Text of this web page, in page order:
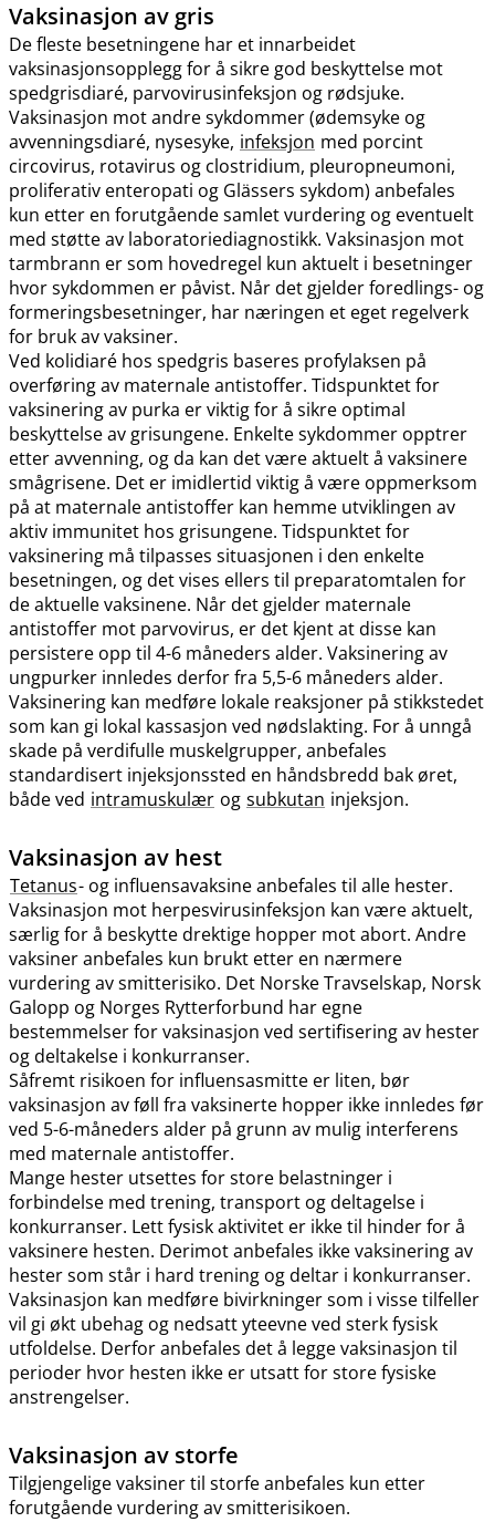
Vaksinasjon av gris
De fleste besetningene har et innarbeidet
vaksinasjonsopplegg for å sikre god beskyttelse mot
spedgrisdiaré, parvovirusinfeksjon og rødsjuke.
Vaksinasjon mot andre sykdommer (ødemsyke og
avvenningsdiaré, nysesyke, infeksjon med porcint
circovirus, rotavirus og clostridium, pleuropneumoni,
proliferativ enteropati og Glässers sykdom) anbefales
kun etter en forutgående samlet vurdering og eventuelt
med støtte av laboratoriediagnostikk. Vaksinasjon mot
tarmbrann er som hovedregel kun aktuelt i besetninger
hvor sykdommen er påvist. Når det gjelder foredlings- og
formeringsbesetninger, har næringen et eget regelverk
for bruk av vaksiner.
Ved kolidiaré hos spedgris baseres profylaksen på
overføring av maternale antistoffer. Tidspunktet for
vaksinering av purka er viktig for å sikre optimal
beskyttelse av grisungene. Enkelte sykdommer opptrer
etter avvenning, og da kan det være aktuelt å vaksinere
smågrisene. Det er imidlertid viktig å være oppmerksom
på at maternale antistoffer kan hemme utviklingen av
aktiv immunitet hos grisungene. Tidspunktet for
vaksinering må tilpasses situasjonen i den enkelte
besetningen, og det vises ellers til preparatomtalen for
de aktuelle vaksinene. Når det gjelder maternale
antistoffer mot parvovirus, er det kjent at disse kan
persistere opp til 4-6 måneders alder. Vaksinering av
ungpurker innledes derfor fra 5,5-6 måneders alder.
Vaksinering kan medføre lokale reaksjoner på stikkstedet
som kan gi lokal kassasjon ved nødslakting. For å unngå
skade på verdifulle muskelgrupper, anbefales
standardisert injeksjonssted en håndsbredd bak øret,
både ved intramuskulær og subkutan injeksjon.
Vaksinasjon av hest
Tetanus- og influensavaksine anbefales til alle hester.
Vaksinasjon mot herpesvirusinfeksjon kan være aktuelt,
særlig for å beskytte drektige hopper mot abort. Andre
vaksiner anbefales kun brukt etter en nærmere
vurdering av smitterisiko. Det Norske Travselskap, Norsk
Galopp og Norges Rytterforbund har egne
bestemmelser for vaksinasjon ved sertifisering av hester
og deltakelse i konkurranser.
Såfremt risikoen for influensasmitte er liten, bør
vaksinasjon av føll fra vaksinerte hopper ikke innledes før
ved 5-6-måneders alder på grunn av mulig interferens
med maternale antistoffer.
Mange hester utsettes for store belastninger i
forbindelse med trening, transport og deltagelse i
konkurranser. Lett fysisk aktivitet er ikke til hinder for å
vaksinere hesten. Derimot anbefales ikke vaksinering av
hester som står i hard trening og deltar i konkurranser.
Vaksinasjon kan medføre bivirkninger som i visse tilfeller
vil gi økt ubehag og nedsatt yteevne ved sterk fysisk
utfoldelse. Derfor anbefales det å legge vaksinasjon til
perioder hvor hesten ikke er utsatt for store fysiske
anstrengelser.
Vaksinasjon av storfe
Tilgjengelige vaksiner til storfe anbefales kun etter
forutgående vurdering av smitterisikoen.